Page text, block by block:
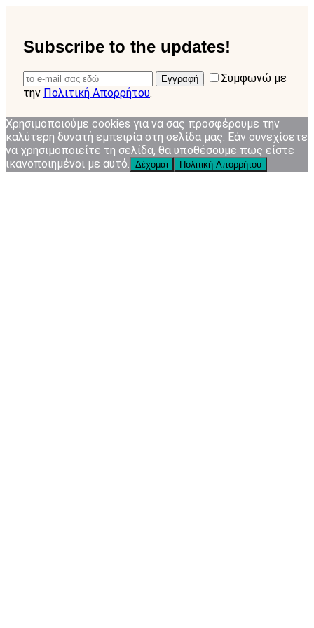
Subscribe to the updates!
Εγγραφή
Συμφωνώ με
την Πολιτική Απορρήτου.
Χρησιμοποιούμε cookies για να σας προσφέρουμε την
καλύτερη δυνατή εμπειρία στη σελίδα μας. Εάν συνεχίσετε
να χρησιμοποιείτε τη σελίδα, θα υποθέσουμε πως είστε
ικανοποιημένοι με αυτό. Δέχομαι Πολιτική Απορρήτου